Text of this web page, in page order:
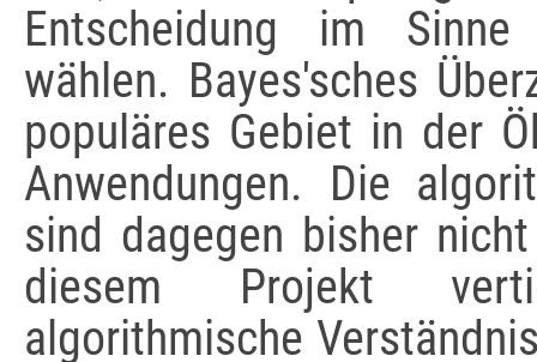
Entscheidung im
wählen. Bayes'sches
populäres Gebiet in der
Anwendungen. Die
sind dagegen bisher
diesem Projekt
algorithmische